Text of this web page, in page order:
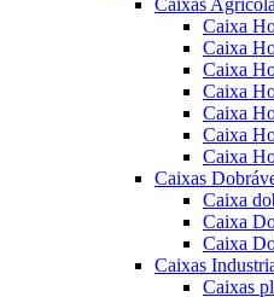
Caixas
Caixa
Caixa
Caixa
Caixa
Caixa
Caixa
Caixa
Caixas
Caixa
Caixa
Caixa
Caixas
Caixas